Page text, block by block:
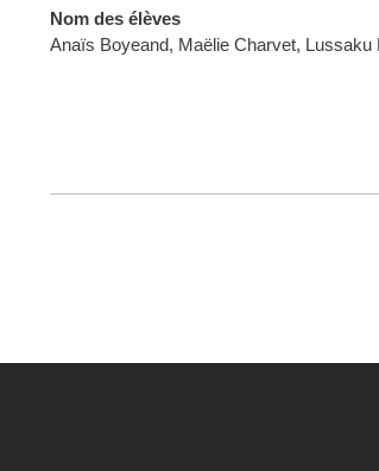
Nom des élèves
Anaïs Boyeand, Maëlie Charvet,
FOOTER